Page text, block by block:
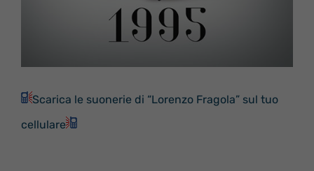
Scarica le suonerie di “Lorenzo Fragola” sul tuo
cellulare